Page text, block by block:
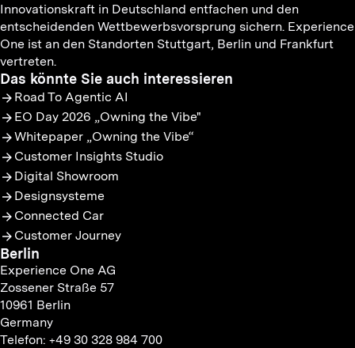
Innovationskraft in Deutschland entfachen und den
entscheidenden Wettbewerbsvorsprung sichern. Experience
One ist an den Standorten Stuttgart, Berlin und Frankfurt
vertreten.
Das könnte Sie auch interessieren
Road To Agentic AI
EO Day 2026 „Owning the Vibe"
Whitepaper „Owning the Vibe“
Customer Insights Studio
Digital Showroom
Designsysteme
Connected Car
Customer Journey
Berlin
Experience One AG
Zossener Straße 57
10961 Berlin
Germany
Telefon: +49 30 328 984 700